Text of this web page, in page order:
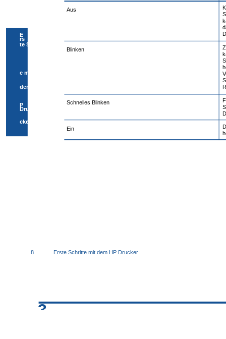
Aus
Blinken
Schnelles Blinken
Ein
8 Erste Schritte mit dem HP Drucker
E
rs
te Schritt
e mit
dem H
P
Dru
cker
3